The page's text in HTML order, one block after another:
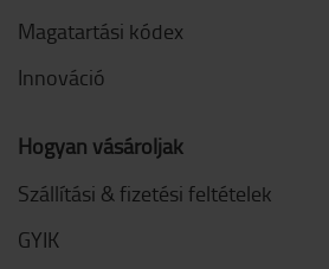
Magatartási kódex
Innováció
Hogyan vásároljak
Szállítási & fizetési feltételek
GYIK